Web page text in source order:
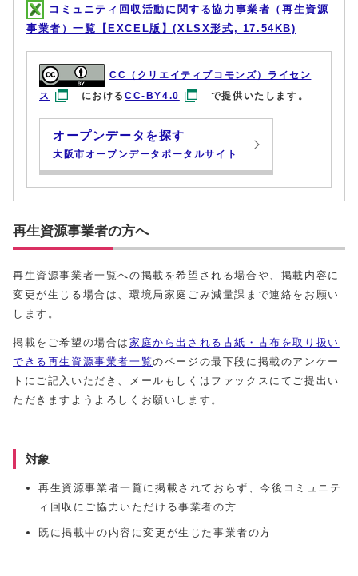
コミュニティ回収活動に関する協力事業者（再生資源
事業者）一覧【EXCEL版】(XLSX形式, 17.54KB)
CC（クリエイティブコモンズ）ライセン
ス
におけるCC-BY4.0 で提供いたします。
オープンデータを探す
大阪市オープンデータポータルサイト
再生資源事業者の方へ
再生資源事業者一覧への掲載を希望される場合や、掲載内容に
変更が生じる場合は、環境局家庭ごみ減量課まで連絡をお願い
します。
掲載をご希望の場合は家庭から出される古紙・古布を取り扱い
できる再⽣資源事業者⼀覧のページの最下段に掲載のアンケー
トにご記入いただき、メールもしくはファックスにてご提出い
ただきますようよろしくお願いします。
対象
再生資源事業者一覧に掲載されておらず、今後コミュニテ
ィ回収にご協力いただける事業者の方
既に掲載中の内容に変更が生じた事業者の方